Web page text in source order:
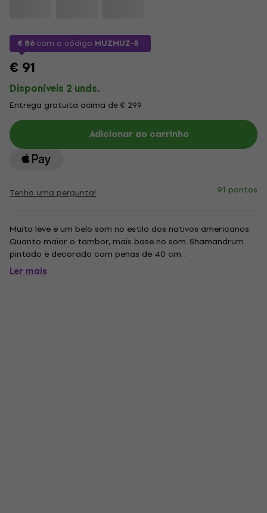
€ 86com o código MUZMUZ-5
€ 91
Disponíveis 2 unds.
Entrega gratuita acima de € 299
Adicionar ao carrinho
Tenho uma pergunta! 91 pontos
Muito leve e um belo som no estilo dos nativos americanos.
Quanto maior o tambor, mais base no som. Shamandrum
pintado e decorado com penas de 40 cm. .
Ler mais